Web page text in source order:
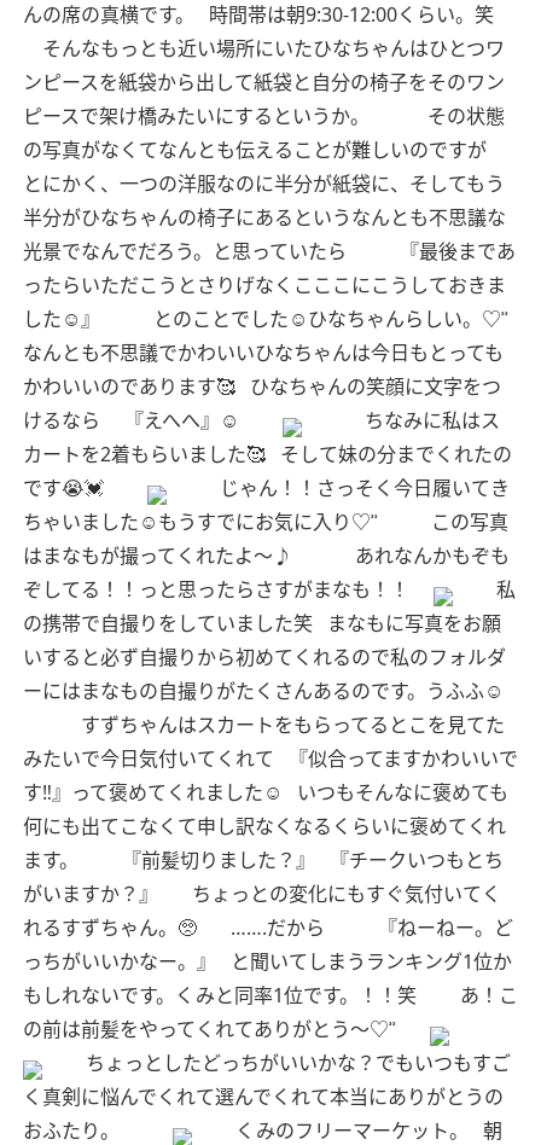
んの席の真横です。
時間帯は朝9:30-12:00くらい。笑
そんなもっとも近い場所にいたひなちゃんはひとつワ
ンピースを紙袋から出して紙袋と自分の椅子をそのワン
ピースで架け橋みたいにするというか。
その状態
の写真がなくてなんとも伝えることが難しいのですが
とにかく、一つの洋服なのに半分が紙袋に、そしてもう
半分がひなちゃんの椅子にあるというなんとも不思議な
光景でなんでだろう。と思っていたら
『最後まであ
ったらいただこうとさりげなくこここにこうしておきま
した☺️』
とのことでした☺︎ひなちゃんらしい。♡︎ʾʾ
なんとも不思議でかわいいひなちゃんは今日もとっても
かわいいのであります🥰 ひなちゃんの笑顔に文字をつ
けるなら
『えへへ』☺️
ちなみに私はス
カートを2着もらいました🥰 そして妹の分までくれたの
です😭💓
じゃん！！さっそく今日履いてき
ちゃいました☺︎もうすでにお気に入り♡︎ʾʾ
この写真
はまなもが撮ってくれたよ〜♪
あれなんかもぞも
ぞしてる！！っと思ったらさすがまなも！！
私
の携帯で自撮りをしていました笑
まなもに写真をお願
いすると必ず自撮りから初めてくれるので私のフォルダ
ーにはまなもの自撮りがたくさんあるのです。うふふ☺︎
すずちゃんはスカートをもらってるとこを見てた
みたいで今日気付いてくれて
『似合ってますかわいいで
す‼︎』って褒めてくれました☺︎
いつもそんなに褒めても
何にも出てこなくて申し訳なくなるくらいに褒めてくれ
ます。
『前髪切りました？』
『チークいつもとち
がいますか？』
ちょっとの変化にもすぐ気付いてく
れるすずちゃん。🥺
…….だから
『ねーねー。ど
っちがいいかなー。』
と聞いてしまうランキング1位か
もしれないです。くみと同率1位です。！！笑
あ！こ
の前は前髪をやってくれてありがとう〜♡︎ʾʾ
ちょっとしたどっちがいいかな？でもいつもすご
く真剣に悩んでくれて選んでくれて本当にありがとうの
おふたり。
くみのフリーマーケット。
朝